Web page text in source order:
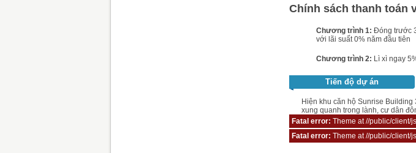
Chính sách thanh toán
Chương trình 1: Đóng trước
với lãi suất 0% năm đầu tiên
Chương trình 2: Lì xì ngay
Tiến độ dự án
Hiện khu căn hộ Sunrise
xung quanh trong lành, cư dân
Fatal error: Theme at //public/client/
Fatal error: Theme at //public/client/